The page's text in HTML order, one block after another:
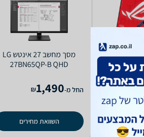
מסך מחשב ‏27 ‏אינטש LG
27BN65QP-B QHD
החל מ-1,490
₪
השוואת מחירים